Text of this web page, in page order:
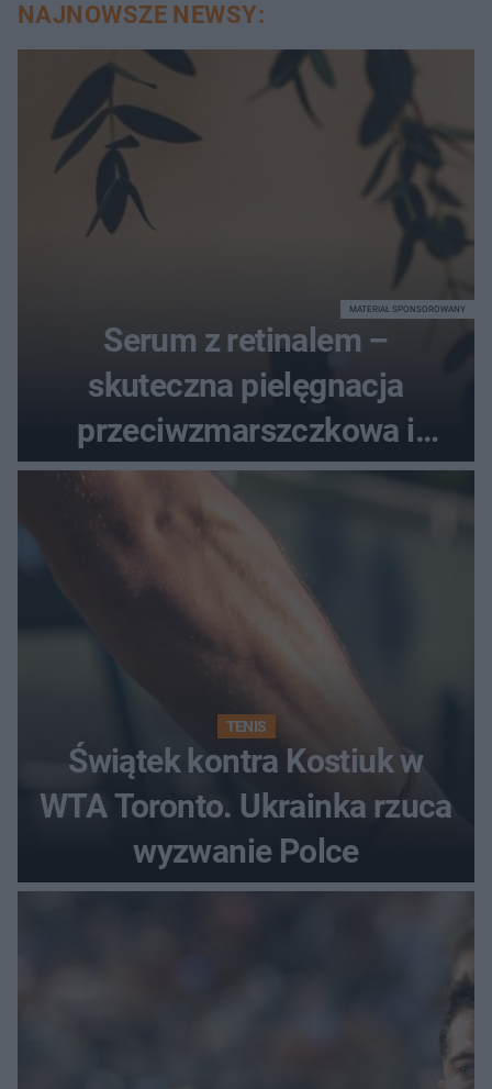
NAJNOWSZE NEWSY:
Serum z retinalem –
skuteczna pielęgnacja
przeciwzmarszczkowa i
regenerująca
MATERIAŁ SPONSOROWANY
TENIS
Świątek kontra Kostiuk w
WTA Toronto. Ukrainka rzuca
wyzwanie Polce